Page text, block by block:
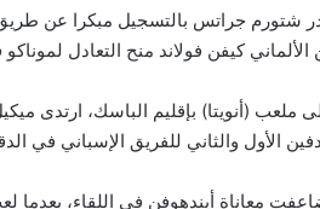
شتورم جراتس بالتسجيل مبكرا عن
الألماني كيفن فولاند منح التعادل لموناكو
ملعب (أنويتا) بإقليم الباسك، ارتدى
الأول والثاني للفريق الإسباني في الدقيقتين 43 من ركلة جزاء و62
معاناة أيندهوفن في اللقاء،